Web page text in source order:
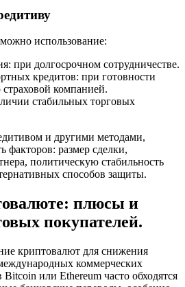
использование:
при долгосрочном сотрудничестве.
кредитов: при готовности
страховой компанией.
стабильных торговых
и другими методами,
факторов: размер сделки,
политическую стабильность
способов защиты.
плюсы и
покупателей.
криптовалют для снижения
коммерческих
или Ethereum часто обходятся